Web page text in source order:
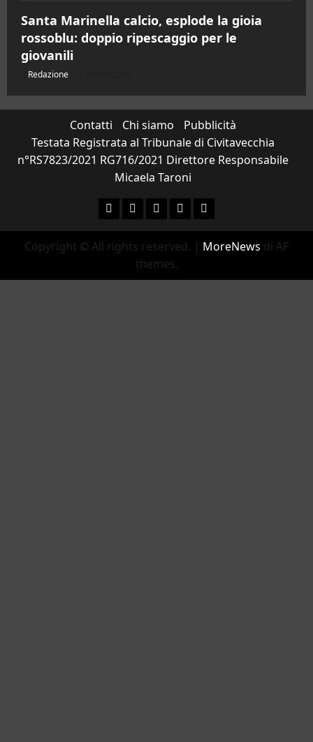
Santa Marinella calcio, esplode la gioia
rossoblu: doppio ripescaggio per le
giovanili
Redazione
Contatti Chi siamo
Pubblicità
Testata Registrata al Tribunale di Civitavecchia
n°RS7823/2021 RG716/2021 Direttore Responsabile
Micaela Taroni
FacebookInstagram
YouTubeTwitterEmail
Copyright © All rights reserved. | MoreNews di AF
themes.